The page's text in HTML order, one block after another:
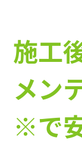
施工
メン
※で